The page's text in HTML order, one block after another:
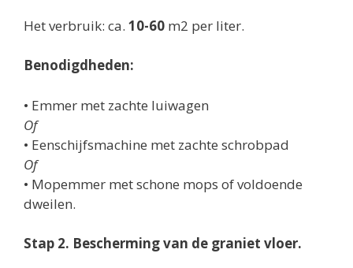
Het verbruik: ca. 10-60 m2 per liter.
Benodigdheden:
• Emmer met zachte luiwagen
Of
• Eenschijfsmachine met zachte schrobpad
Of
• Mopemmer met schone mops of voldoende
dweilen.
Stap 2. Bescherming van de graniet vloer.